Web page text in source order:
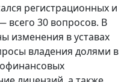
регистрационных и
всего 30 вопросов. В
изменения в уставах
владения долями в